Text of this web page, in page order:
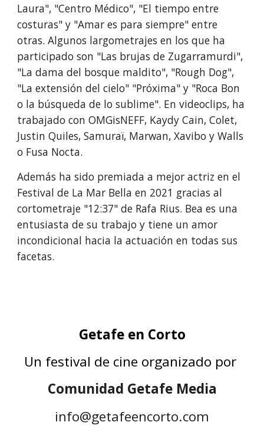
Laura", "Centro Médico", "El tiempo entre
costuras" y "Amar es para siempre" entre
otras. Algunos largometrajes en los que ha
participado son "Las brujas de Zugarramurdi",
"La dama del bosque maldito", "Rough Dog",
"La extensión del cielo" "Próxima" y "Roca Bon
o la búsqueda de lo sublime". En videoclips, ha
trabajado con OMGisNEFF, Kaydy Cain, Colet,
Justin Quiles, Samuraï, Marwan, Xavibo y Walls
o Fusa Nocta.
Además ha sido premiada a mejor actriz en el
Festival de La Mar Bella en 2021 gracias al
cortometraje "12:37" de Rafa Rius. Bea es una
entusiasta de su trabajo y tiene un amor
incondicional hacia la actuación en todas sus
facetas.
Getafe en Corto
Un festival de cine organizado por
Comunidad Getafe Media
info@getafeencorto.com